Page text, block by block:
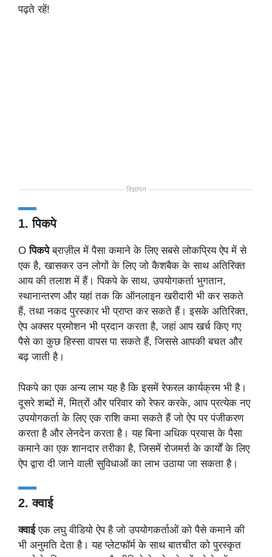
पढ़ते रहें!
विज्ञापन
1. पिकपे
Oपिकपेब्राज़ील में पैसा कमाने के लिए सबसे लोकप्रिय ऐप में से
एक है, खासकर उन लोगों के लिए जो कैशबैक के साथ अतिरिक्त
आय की तलाश में हैं। पिकपे के साथ, उपयोगकर्ता भुगतान,
स्थानान्तरण और यहां तक कि ऑनलाइन खरीदारी भी कर सकते
हैं, तथा नकद पुरस्कार भी प्राप्त कर सकते हैं। इसके अतिरिक्त,
ऐप अक्सर प्रमोशन भी प्रदान करता है, जहां आप खर्च किए गए
पैसे का कुछ हिस्सा वापस पा सकते हैं, जिससे आपकी बचत और
बढ़ जाती है।
पिकपे का एक अन्य लाभ यह है कि इसमें रेफरल कार्यक्रम भी है।
दूसरे शब्दों में, मित्रों और परिवार को रेफर करके, आप प्रत्येक नए
उपयोगकर्ता के लिए एक राशि कमा सकते हैं जो ऐप पर पंजीकरण
करता है और लेनदेन करता है। यह बिना अधिक प्रयास के पैसा
कमाने का एक शानदार तरीका है, जिसमें रोजमर्रा के कार्यों के लिए
ऐप द्वारा दी जाने वाली सुविधाओं का लाभ उठाया जा सकता है।
2. क्वाई
क्वाईएक लघु वीडियो ऐप है जो उपयोगकर्ताओं को पैसे कमाने की
भी अनुमति देता है। यह प्लेटफॉर्म के साथ बातचीत को पुरस्कृत